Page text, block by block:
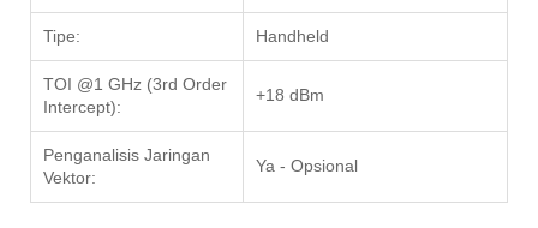
Tipe: Handheld
TOI @1 GHz (3rd Order
Intercept):
+18 dBm
Penganalisis Jaringan
Vektor:
Ya - Opsional